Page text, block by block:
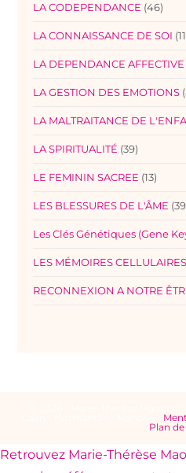
LA CODEPENDANCE (46)
LA CONNAISSANCE DE SOI
LA DEPENDANCE AFFECTIVE
LA GESTION DES EMOTIONS
LA MALTRAITANCE DE
LA SPIRITUALITÉ (39)
LE FEMININ SACREE (13)
LES BLESSURES DE L'ÂME
Les Clés Génétiques (Gene
LES MÉMOIRES CELLULAIRES
RECONNEXION A NOTRE
Plan
Retrouvez Marie-Thérèse